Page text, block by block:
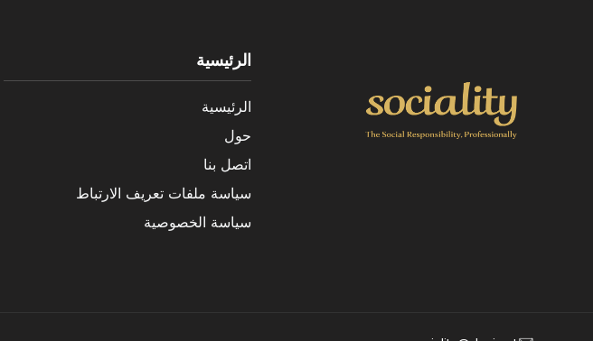
الرئيسية
الرئيسية
حول
اتصل بنا
سياسة ملفات تعريف الارتباط
سياسة الخصوصية